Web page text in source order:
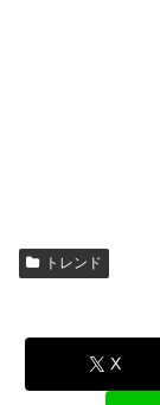
トレンド
X